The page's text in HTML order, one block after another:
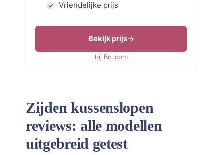
Vriendelijke prijs
Bekijk prijs
bij Bol.com
Zijden kussenslopen
reviews: alle modellen
uitgebreid getest